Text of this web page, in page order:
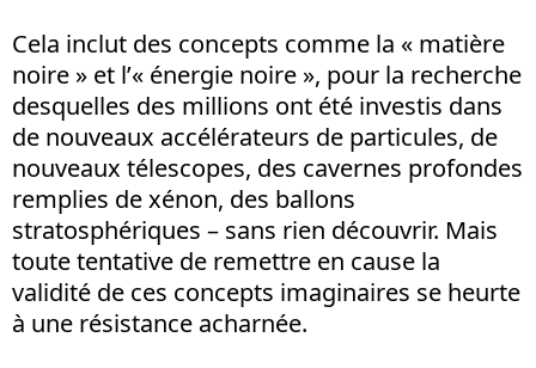
Cela inclut des concepts comme la « matière
noire » et l’« énergie noire », pour la recherche
desquelles des millions ont été investis dans
de nouveaux accélérateurs de particules, de
nouveaux télescopes, des cavernes profondes
remplies de xénon, des ballons
stratosphériques – sans rien découvrir. Mais
toute tentative de remettre en cause la
validité de ces concepts imaginaires se heurte
à une résistance acharnée.